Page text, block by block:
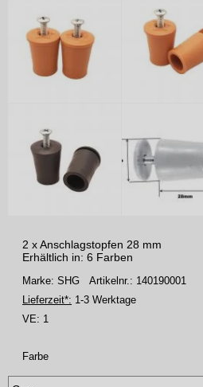
2 x Anschlagstopfen 28 mm
Erhältlich in: 6 Farben
Marke: SHG Artikelnr.: 140190001
Lieferzeit*: 1-3 Werktage
VE: 1
Farbe